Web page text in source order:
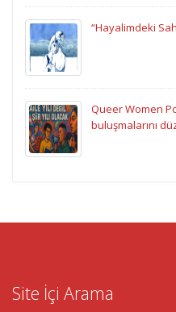
“Hayalimdeki
Queer Women
buluşmalarını
Site İçi Arama